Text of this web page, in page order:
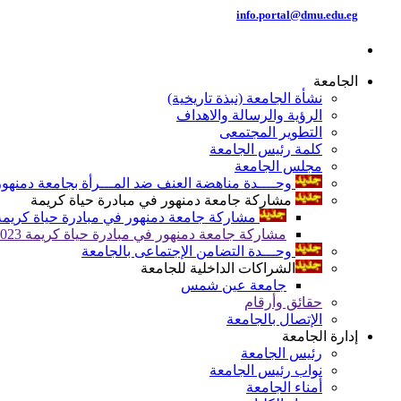
info.portal@dmu.edu.eg
الجامعة
نشأة الجامعة (نبذة تاريخية)
الرؤية والرسالة والاهداف
التطوير المجتمعى
كلمة رئيس الجامعة
مجلس الجامعة
وحــــدة مناهضة العنف ضد المـــرأة بجامعة
مشاركة جامعة دمنهور في مبادرة حياة كريمة
مشاركة جامعة دمنهور في مبادرة حياة كريمة
مشاركة جامعة دمنهور في مبادرة حياة كريمة 2023
وحـــدة التضامن الإجتماعى بالجامعة
الشراكات الداخلية للجامعة
جامعة عين شمس
حقائق وأرقام
الإتصال بالجامعة
إدارة الجامعة
رئيس الجامعة
نواب رئيس الجامعة
أمناء الجامعة